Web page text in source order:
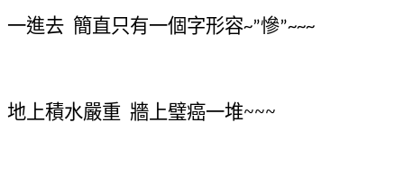
一進去 簡直只有一個字形容~”慘”~~~
地上積水嚴重 牆上璧癌一堆~~~